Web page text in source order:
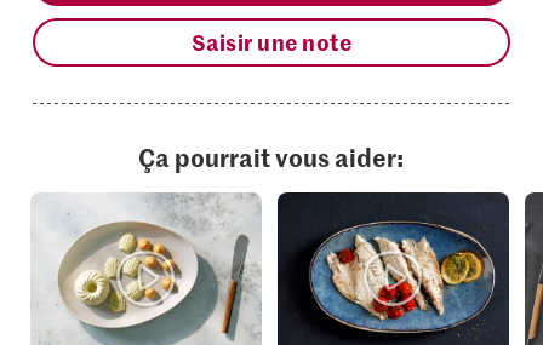
Saisir une note
Ça pourrait vous aider: